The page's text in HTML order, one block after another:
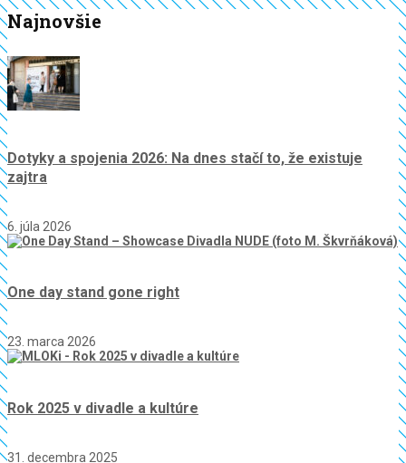
Najnovšie
Dotyky a spojenia 2026: Na dnes stačí to, že existuje
zajtra
6. júla 2026
One day stand gone right
23. marca 2026
Rok 2025 v divadle a kultúre
31. decembra 2025